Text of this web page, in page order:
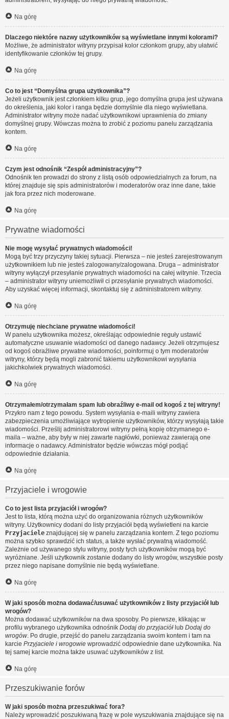
Na górę
Dlaczego niektóre nazwy użytkowników są wyświetlane innymi kolorami?
Możliwe, że administrator witryny przypisał kolor członkom grupy, aby ułatwić
identyfikowanie członków tej grupy.
Na górę
Co to jest “Domyślna grupa użytkownika”?
Jeżeli użytkownik jest członkiem kilku grup, jego domyślna grupa jest używana
do określenia, jaki kolor i ranga będzie domyślnie dla niego wyświetlana.
Administrator witryny może nadać użytkownikowi uprawnienia do zmiany
domyślnej grupy. Wówczas można to zrobić z poziomu panelu zarządzania
kontem.
Na górę
Czym jest odnośnik “Zespół administracyjny”?
Odnośnik ten prowadzi do strony z listą osób odpowiedzialnych za forum, na
której znajduje się spis administratorów i moderatorów oraz inne dane, takie
jak fora przez nich moderowane.
Na górę
Prywatne wiadomości
Nie mogę wysyłać prywatnych wiadomości!
Mogą być trzy przyczyny takiej sytuacji. Pierwsza – nie jesteś zarejestrowanym
użytkownikiem lub nie jesteś zalogowany/zalogowana. Druga – administrator
witryny wyłączył przesyłanie prywatnych wiadomości na całej witrynie. Trzecia
– administrator witryny uniemożliwił ci przesyłanie prywatnych wiadomości.
Aby uzyskać więcej informacji, skontaktuj się z administratorem witryny.
Na górę
Otrzymuję niechciane prywatne wiadomości!
W panelu użytkownika możesz, określając odpowiednie reguły ustawić
automatyczne usuwanie wiadomości od danego nadawcy. Jeżeli otrzymujesz
od kogoś obraźliwe prywatne wiadomości, poinformuj o tym moderatorów
witryny, którzy będą mogli zabronić takiemu użytkownikowi wysyłania
jakichkolwiek prywatnych wiadomości.
Na górę
Otrzymałem/otrzymałam spam lub obraźliwy e-mail od kogoś z tej witryny!
Przykro nam z tego powodu. System wysyłania e-maili witryny zawiera
zabezpieczenia umożliwiające wytropienie użytkowników, którzy wysyłają takie
wiadomości. Prześlij administratorowi witryny pełną kopię otrzymanego e-
maila – ważne, aby były w niej zawarte nagłówki, ponieważ zawierają one
informacje o nadawcy. Administrator będzie wówczas mógł podjąć
odpowiednie działania.
Na górę
Przyjaciele i wrogowie
Co to jest lista przyjaciół i wrogów?
Jest to lista, którą można użyć do organizowania różnych użytkowników
witryny. Użytkownicy dodani do listy przyjaciół będą wyświetleni na karcie
Przyjaciele znajdującej się w panelu zarządzania kontem. Z tego poziomu
można szybko sprawdzić ich status, a także wysłać prywatną wiadomość.
Zależnie od używanego stylu witryny, posty tych użytkowników mogą być
wyróżniane. Jeśli użytkownik zostanie dodany do listy wrogów, wszystkie posty
przez niego napisane domyślnie nie będą wyświetlane.
Na górę
W jaki sposób można dodawać/usuwać użytkowników z listy przyjaciół lub
wrogów?
Można dodawać użytkowników na dwa sposoby. Po pierwsze, klikając w
profilu wybranego użytkownika odnośnik Dodaj do przyjaciół lub Dodaj do
wrogów. Po drugie, przejść do panelu zarządzania swoim kontem i tam na
karcie Przyjaciele i wrogowie wprowadzić odpowiednie dane użytkownika. Na
tej samej karcie można także usuwać użytkowników z list.
Na górę
Przeszukiwanie forów
W jaki sposób można przeszukiwać fora?
Należy wprowadzić poszukiwaną frazę w pole wyszukiwania znajdujące się na